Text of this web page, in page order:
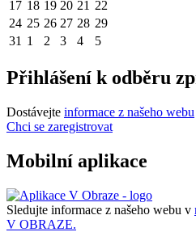
17 18 19 20 21 22
24 25 26 27 28 29
31 1 2 3 4 5
Přihlášení k odběru
Dostávejte informace z našeho webu
Chci se zaregistrovat
Mobilní aplikace
Sledujte informace z našeho webu v
V OBRAZE.